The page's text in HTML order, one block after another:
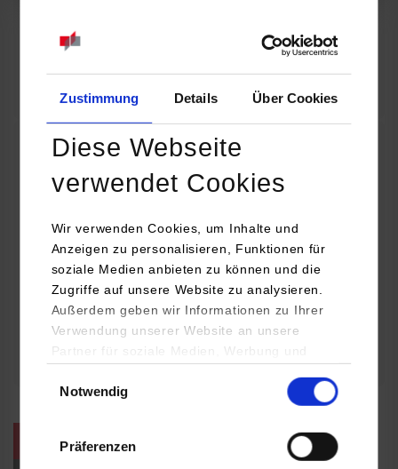
Zustimmung Details Über Cookies
Diese Webseite
verwendet Cookies
Wir verwenden Cookies, um Inhalte und
Anzeigen zu personalisieren, Funktionen für
soziale Medien anbieten zu können und die
Zugriffe auf unsere Website zu analysieren.
Außerdem geben wir Informationen zu Ihrer
Verwendung unserer Website an unsere
Partner für soziale Medien, Werbung und
YouTube, Google Maps) führen diese
Daten zusammen, die Sie ihnen bereitgestellt
haben oder die sie im Rahmen Ihrer Nutzung
Notwendig
Präferenzen
Online INDIS-Infoveranstaltung für Studierende
Zum Event
Technologietag: Clean Urban Transportation –
nachhaltige Mobilität im (sub)urbanen Umfeld
16.09.2026 - 17.09.2026
Im Mittelpunkt stehen elektrische Antriebe, moderne
Batterietechnologien und innovative Fahrzeugkonzepte für
nachhaltige Mobilität in Stadt und…
weitere Veranstaltungen / Termine